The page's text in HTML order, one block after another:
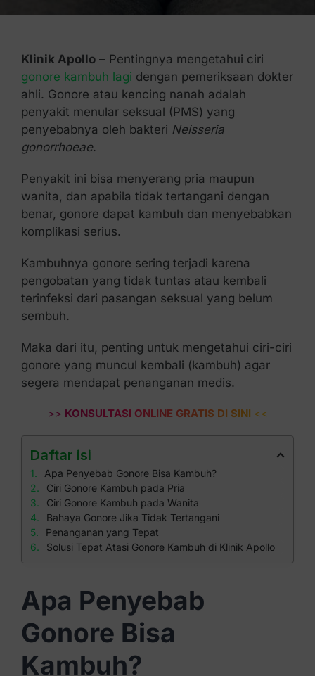
Klinik Apollo– Pentingnya mengetahui ciri
gonore kambuh lagi dengan pemeriksaan dokter
ahli. Gonore atau kencing nanah adalah
penyakit menular seksual (PMS) yang
penyebabnya oleh bakteri Neisseria
gonorrhoeae.
Penyakit ini bisa menyerang pria maupun
wanita, dan apabila tidak tertangani dengan
benar, gonore dapat kambuh dan menyebabkan
komplikasi serius.
Kambuhnya gonore sering terjadi karena
pengobatan yang tidak tuntas atau kembali
terinfeksi dari pasangan seksual yang belum
sembuh.
Maka dari itu, penting untuk mengetahui ciri-ciri
gonore yang muncul kembali (kambuh) agar
segera mendapat penanganan medis.
>> KONSULTASI ONLINE GRATIS DI SINI <<
Daftar isi
Apa Penyebab Gonore Bisa Kambuh?
Ciri Gonore Kambuh pada Pria
Ciri Gonore Kambuh pada Wanita
Bahaya Gonore Jika Tidak Tertangani
Penanganan yang Tepat
Solusi Tepat Atasi Gonore Kambuh di Klinik Apollo
Apa Penyebab
Gonore Bisa
Kambuh?